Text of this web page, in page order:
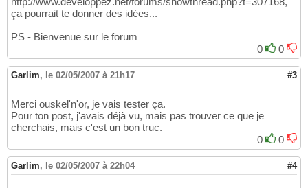
ça pourrait te donner des idées...
PS - Bienvenue sur le forum
0
0
Garlim, le 02/05/2007 à 21h17 #3
Merci ouskel'n'or, je vais tester ça.
Pour ton post, j'avais déjà vu, mais pas trouver ce que je
cherchais, mais c'est un bon truc.
0
0
Garlim, le 02/05/2007 à 22h04 #4